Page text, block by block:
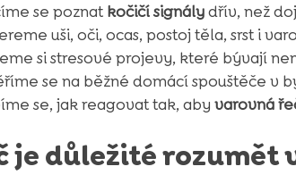
se poznat kočičí signálydřív, než
uši, oči, ocas, postoj těla, srst i
si stresové projevy, které bývají
se na běžné domácí spouštěče v
se, jak reagovat tak, aby varovná
je důležité